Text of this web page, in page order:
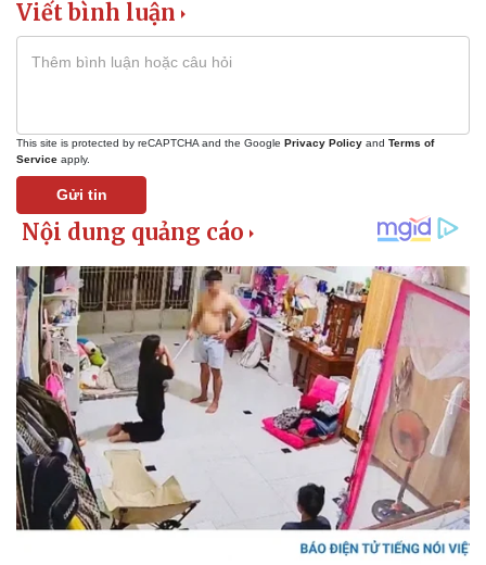
Viết bình luận
This site is protected by reCAPTCHA and the Google Privacy Policy and Terms of
Service apply.
Gửi tin